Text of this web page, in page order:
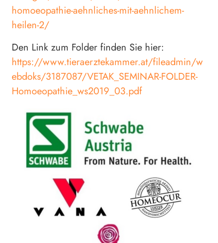
homoeopathie-aehnliches-mit-aehnlichem-
heilen-2/
Den Link zum Folder finden Sie hier:
https://www.tieraerztekammer.at/fileadmin/w
ebdoks/3187087/VETAK_SEMINAR-FOLDER-
Homoeopathie_ws2019_03.pdf